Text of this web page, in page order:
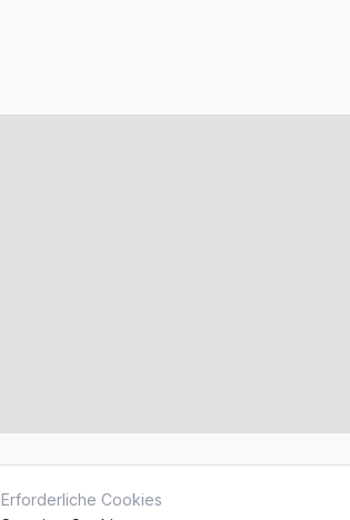
Erforderliche Cookies